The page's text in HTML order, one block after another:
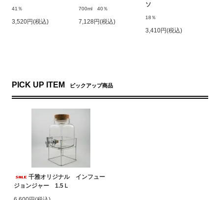
41％
3,520円(税込)
700ml 40％
7,128円(税込)
ソ
18％
3,410円(税込)
PICK UP ITEM ピックアップ商品
千雅オリジナル インフュー
ジョンジャー 1.5Ｌ